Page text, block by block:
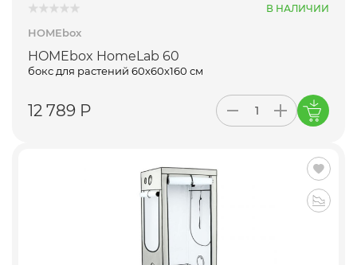
В НАЛИЧИИ
HOMEbox
HOMEbox HomeLab 60
бокс для растений 60х60х160 см
12 789 Р